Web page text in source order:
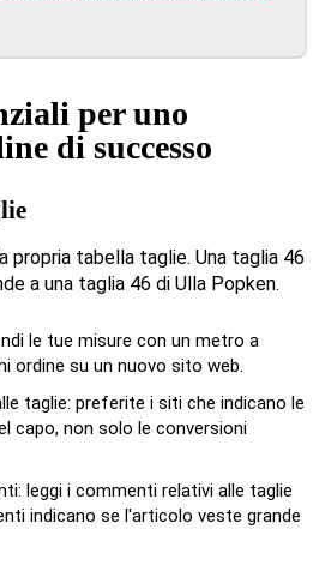
per uno
di successo
propria tabella taglie. Una taglia 46
a una taglia 46 di Ulla Popken.
le tue misure con un metro a
ordine su un nuovo sito web.
taglie: preferite i siti che indicano le
capo, non solo le conversioni
leggi i commenti relativi alle taglie
indicano se l'articolo veste grande